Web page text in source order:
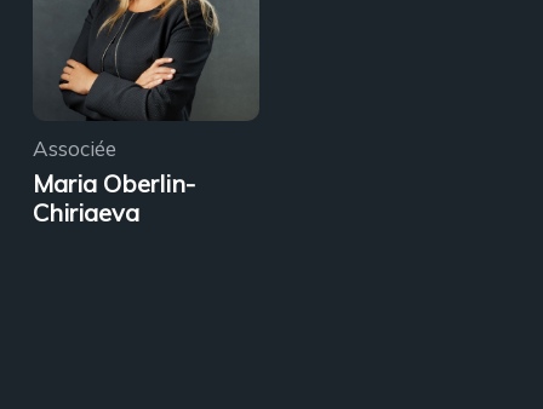
Associée
Maria Oberlin-
Chiriaeva